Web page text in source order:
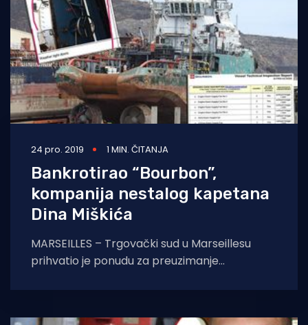
24 pro. 2019 1 MIN. ČITANJA
Bankrotirao “Bourbon”,
kompanija nestalog kapetana
Dina Miškića
MARSEILLES – Trgovački sud u Marseillesu
prihvatio je ponudu za preuzimanje
francuskih banaka Société phocéenne de